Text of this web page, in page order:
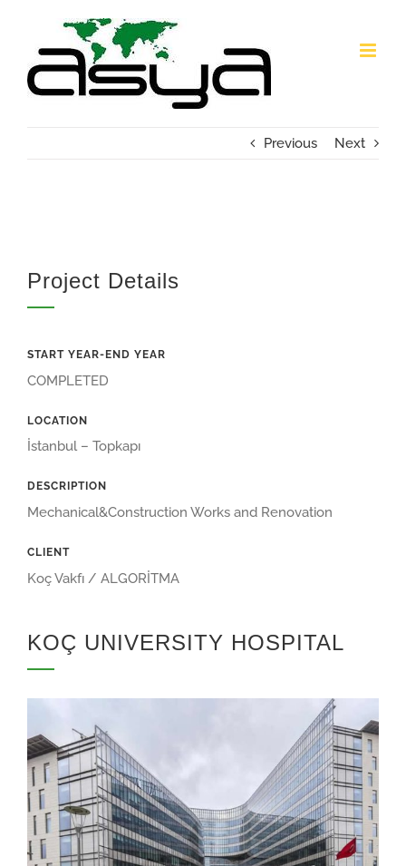
content
Previous Next
Project Details
START YEAR-END YEAR
COMPLETED
LOCATION
İstanbul – Topkapı
DESCRIPTION
Mechanical&Construction Works and Renovation
CLIENT
Koç Vakfı / ALGORİTMA
KOÇ UNIVERSITY HOSPITAL